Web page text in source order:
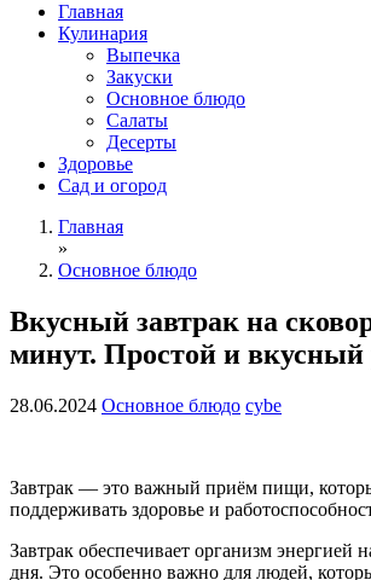
Главная
Кулинария
Выпечка
Закуски
Основное блюдо
Салаты
Десерты
Здоровье
Сад и огород
Главная
»
Основное блюдо
Вкусный завтрак на
минут. Простой и вкусный
28.06.2024 Основное блюдо cybe
Завтрак — это важный приём пищи,
поддерживать здоровье и
Завтрак обеспечивает организм энергией
дня. Это особенно важно для людей,